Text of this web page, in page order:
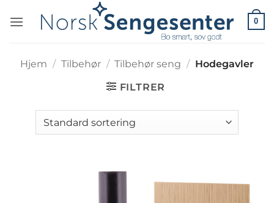
0
Hjem / Tilbehør / Tilbehør seng / Hodegavler
FILTRER